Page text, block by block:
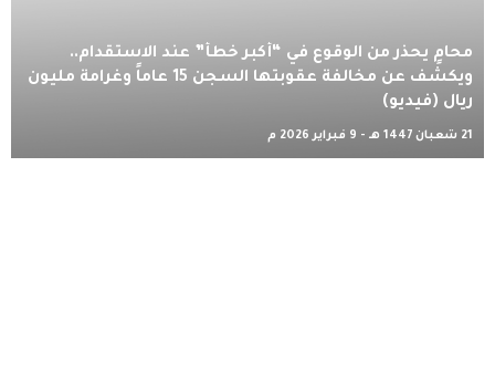
محامٍ يحذر من الوقوع في “أكبر خطأ” عند الاستقدام..
ويكشف عن مخالفة عقوبتها السجن 15 عاماً وغرامة مليون
ريال (فيديو)
21 شعبان 1447 هـ - 9 فبراير 2026 م